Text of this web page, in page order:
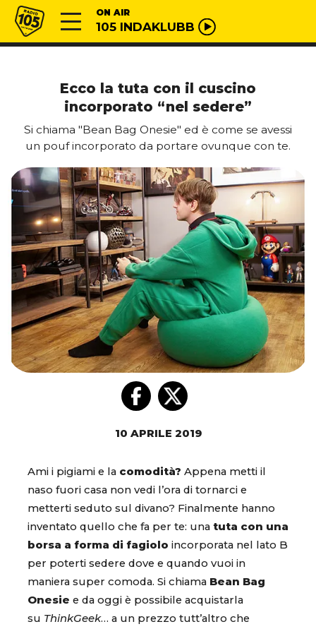
Vai al contenuto
Radio 105 ON AIR
105 INDAKLUBB
Ecco la tuta con il cuscino
incorporato “nel sedere”
Si chiama "Bean Bag Onesie" ed è come se avessi
un pouf incorporato da portare ovunque con te.
10 APRILE 2019
Ami i pigiami e la comodità? Appena metti il
naso fuori casa non vedi l’ora di tornarci e
metterti seduto sul divano? Finalmente hanno
inventato quello che fa per te: una tuta con una
borsa a forma di fagiolo incorporata nel lato B
per poterti sedere dove e quando vuoi in
maniera super comoda. Si chiama Bean Bag
Onesie e da oggi è possibile acquistarla
su ThinkGeek… a un prezzo tutt’altro che